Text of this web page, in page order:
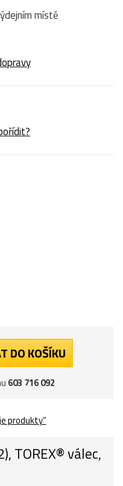
místě
DO KOŠÍKU
603 716 092
produkty”
TOREX® válec,